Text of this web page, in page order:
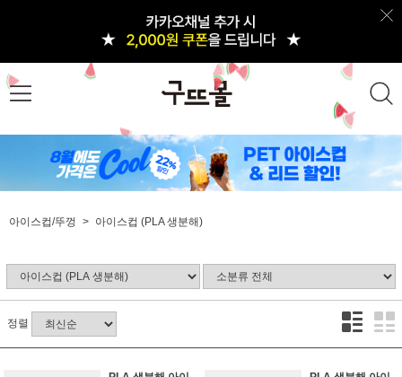
아이스컵/뚜껑 아이스컵 (PLA 생분해)
정렬